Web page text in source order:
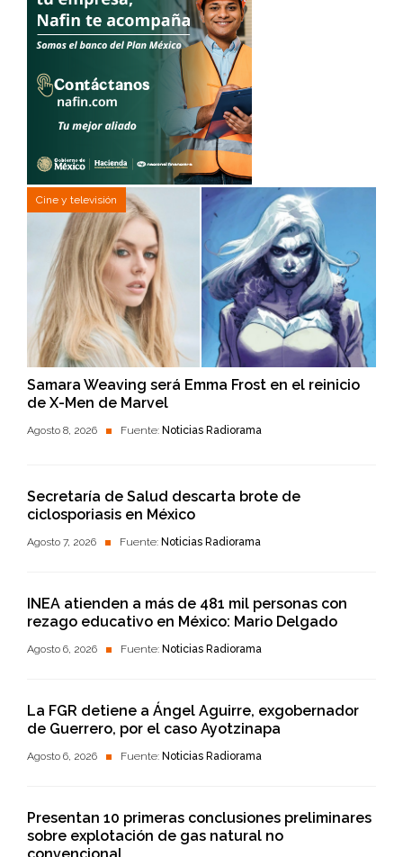
Cine y televisión
Samara Weaving será Emma Frost en el reinicio
de X-Men de Marvel
Agosto 8, 2026 Fuente: Noticias Radiorama
Secretaría de Salud descarta brote de
ciclosporiasis en México
Agosto 7, 2026 Fuente: Noticias Radiorama
INEA atienden a más de 481 mil personas con
rezago educativo en México: Mario Delgado
Agosto 6, 2026 Fuente: Noticias Radiorama
La FGR detiene a Ángel Aguirre, exgobernador
de Guerrero, por el caso Ayotzinapa
Agosto 6, 2026 Fuente: Noticias Radiorama
Presentan 10 primeras conclusiones preliminares
sobre explotación de gas natural no